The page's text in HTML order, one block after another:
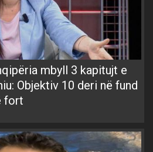
mbyll 3 kapitujt e
Objektiv 10 deri në fund
fort